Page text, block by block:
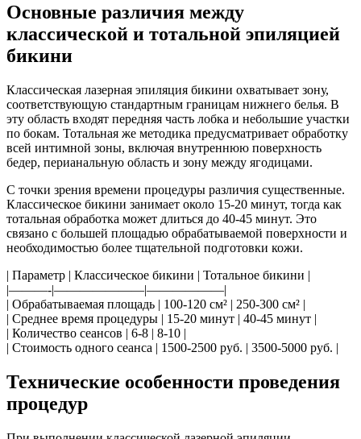
Основные различия между
классической и тотальной эпиляцией
бикини
Классическая лазерная эпиляция бикини охватывает зону,
соответствующую стандартным границам нижнего белья. В
эту область входят передняя часть лобка и небольшие участки
по бокам. Тотальная же методика предусматривает обработку
всей интимной зоны, включая внутреннюю поверхность
бедер, перианальную область и зону между ягодицами.
С точки зрения времени процедуры различия существенные.
Классическое бикини занимает около 15-20 минут, тогда как
тотальная обработка может длиться до 40-45 минут. Это
связано с большей площадью обрабатываемой поверхности и
необходимостью более тщательной подготовки кожи.
| Параметр | Классическое бикини | Тотальное бикини |
|———-|———————|——————|
| Обрабатываемая площадь | 100-120 см² | 250-300 см² |
| Среднее время процедуры | 15-20 минут | 40-45 минут |
| Количество сеансов | 6-8 | 8-10 |
| Стоимость одного сеанса | 1500-2500 руб. | 3500-5000 руб. |
Технические особенности проведения
процедур